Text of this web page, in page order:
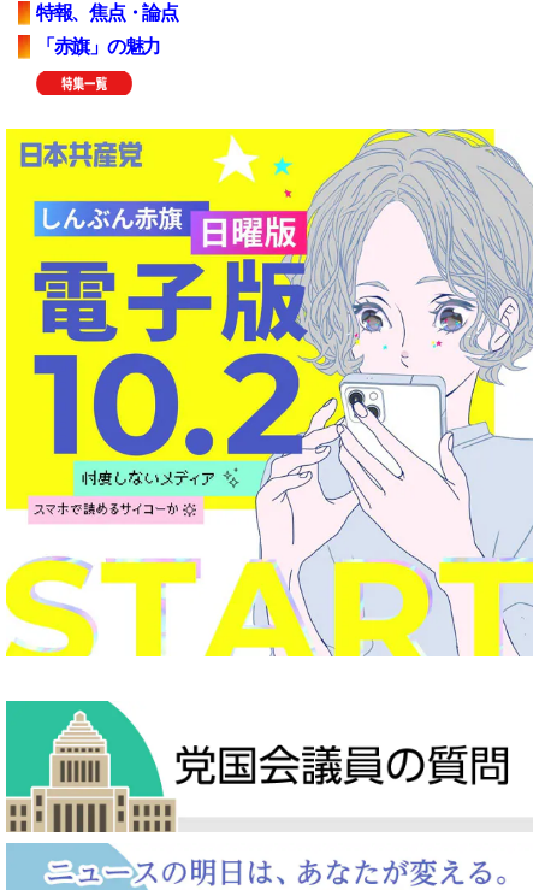
特報、焦点・論点
「赤旗」の魅力